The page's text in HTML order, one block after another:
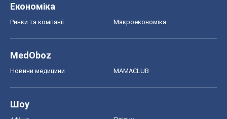
Економіка
Ринки та компанії Макроекономіка
MedOboz
Новини медицини MAMACLUB
Шоу